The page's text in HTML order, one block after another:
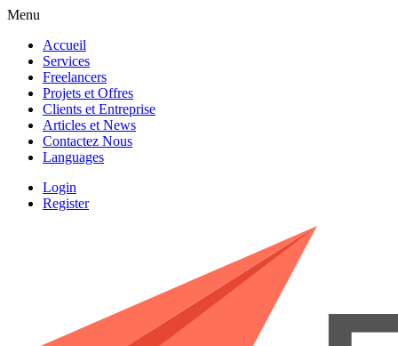
Menu
Accueil
Services
Freelancers
Projets et Offres
Clients et Entreprise
Articles et News
Contactez Nous
Languages
Login
Register